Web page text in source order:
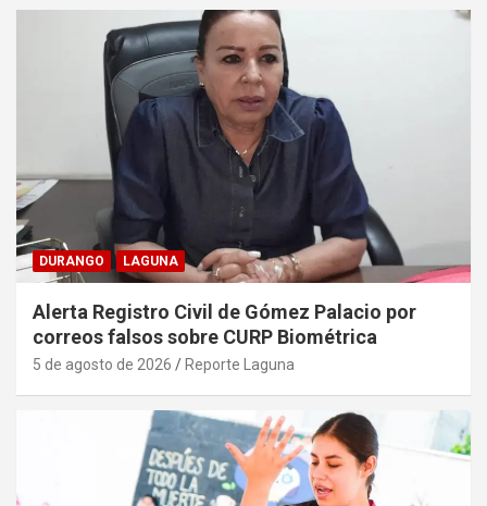
DURANGO LAGUNA
Alerta Registro Civil de Gómez Palacio por
correos falsos sobre CURP Biométrica
5 de agosto de 2026 Reporte Laguna